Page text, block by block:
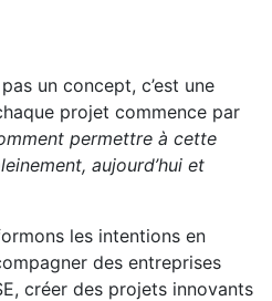
pas un concept, c’est une
projet commence par
permettre à cette
aujourd’hui et
les intentions en
des entreprises
créer des projets innovants